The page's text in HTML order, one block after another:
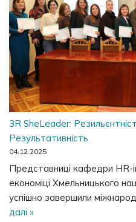
3R SheLeader:
Результативність
04.12.2025
Представниці кафедри HR-
економіці Хмельницького
успішно завершили
далі »